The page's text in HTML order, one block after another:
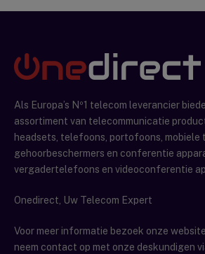
Als Europa’s Nº1 telecom leverancier
assortiment van telecommunicatie
headsets, telefoons, portofoons, mobiele
gehoorbeschermers en conferentie
vergadertelefoons en videoconferentie
Onedirect, Uw Telecom Expert
Voor meer informatie bezoek onze website
neem contact op met onze deskundigen